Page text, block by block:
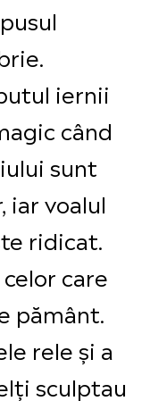
iernii
când
sunt
iar voalul
ridicat.
care
pământ.
rele și a
sculptau